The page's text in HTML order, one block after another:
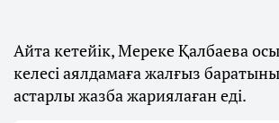
Айта кетейік, Мереке Қалбаева
келесі аялдамаға жалғыз
астарлы жазба жариялаған еді.